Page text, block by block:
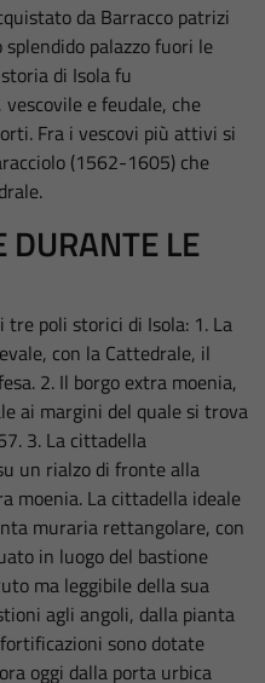
da Barracco patrizi
palazzo fuori le
di Isola fu
e feudale, che
Fra i vescovi più attivi si
(1562-1605) che
DURANTE LE
poli storici di Isola: 1. La
con la Cattedrale, il
2. Il borgo extra moenia,
ai margini del quale si trova
3. La cittadella
un rialzo di fronte alla
moenia. La cittadella ideale
muraria rettangolare, con
in luogo del bastione
ma leggibile della sua
agli angoli, dalla pianta
sono dotate
oggi dalla porta urbica